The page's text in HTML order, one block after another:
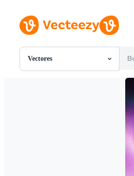
Vectores
Todas Imágenes